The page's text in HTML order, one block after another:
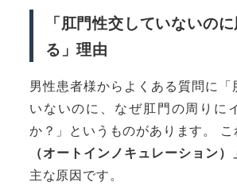
「肛門性交していないの
る」理由
男性患者様からよくある質問に「
いないのに、なぜ肛門の周りに
か？」というものがあります。 こ
（オートインノキュレーション）」
主な原因です。